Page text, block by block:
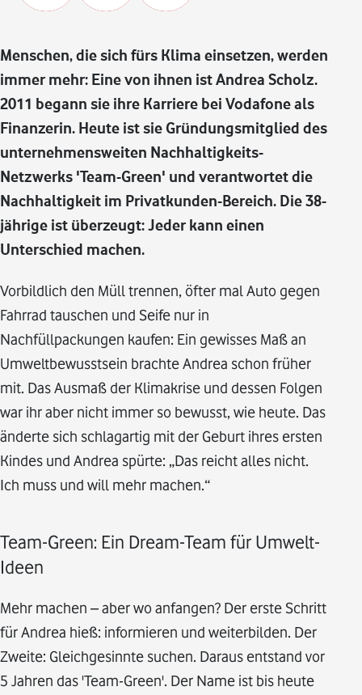
Menschen, die sich fürs Klima einsetzen, werden
immer mehr: Eine von ihnen ist Andrea Scholz.
2011 begann sie ihre Karriere bei Vodafone als
Finanzerin. Heute ist sie Gründungsmitglied des
unternehmensweiten Nachhaltigkeits-
Netzwerks 'Team-Green' und verantwortet die
Nachhaltigkeit im Privatkunden-Bereich. Die 38-
jährige ist überzeugt: Jeder kann einen
Unterschied machen.
Vorbildlich den Müll trennen, öfter mal Auto gegen
Fahrrad tauschen und Seife nur in
Nachfüllpackungen kaufen: Ein gewisses Maß an
Umweltbewusstsein brachte Andrea schon früher
mit. Das Ausmaß der Klimakrise und dessen Folgen
war ihr aber nicht immer so bewusst, wie heute. Das
änderte sich schlagartig mit der Geburt ihres ersten
Kindes und Andrea spürte: „Das reicht alles nicht.
Ich muss und will mehr machen.“
Team-Green: Ein Dream-Team für Umwelt-
Ideen
Mehr machen – aber wo anfangen? Der erste Schritt
für Andrea hieß: informieren und weiterbilden. Der
Zweite: Gleichgesinnte suchen. Daraus entstand vor
5 Jahren das 'Team-Green'. Der Name ist bis heute